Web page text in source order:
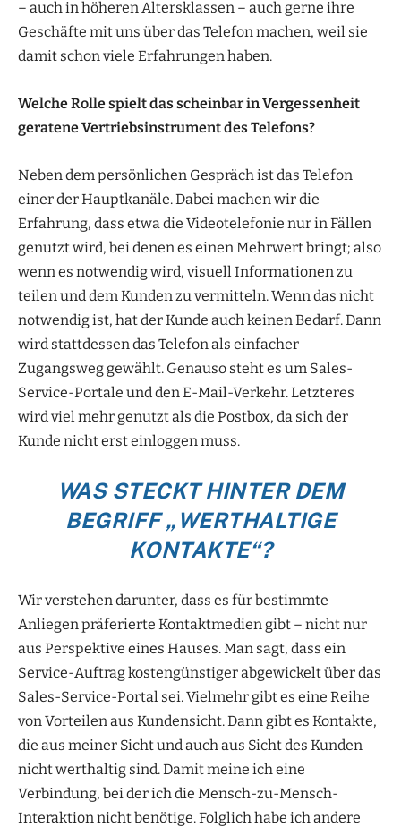
– auch in höheren Altersklassen – auch gerne ihre
Geschäfte mit uns über das Telefon machen, weil sie
damit schon viele Erfahrungen haben.
Welche Rolle spielt das scheinbar in Vergessenheit
geratene Vertriebsinstrument des Telefons?
Neben dem persönlichen Gespräch ist das Telefon
einer der Hauptkanäle. Dabei machen wir die
Erfahrung, dass etwa die Videotelefonie nur in Fällen
genutzt wird, bei denen es einen Mehrwert bringt; also
wenn es notwendig wird, visuell Informationen zu
teilen und dem Kunden zu vermitteln. Wenn das nicht
notwendig ist, hat der Kunde auch keinen Bedarf. Dann
wird stattdessen das Telefon als einfacher
Zugangsweg gewählt. Genauso steht es um Sales-
Service-Portale und den E-Mail-Verkehr. Letzteres
wird viel mehr genutzt als die Postbox, da sich der
Kunde nicht erst einloggen muss.
WAS STECKT HINTER DEM
BEGRIFF „WERTHALTIGE
KONTAKTE“?
Wir verstehen darunter, dass es für bestimmte
Anliegen präferierte Kontaktmedien gibt – nicht nur
aus Perspektive eines Hauses. Man sagt, dass ein
Service-Auftrag kostengünstiger abgewickelt über das
Sales-Service-Portal sei. Vielmehr gibt es eine Reihe
von Vorteilen aus Kundensicht. Dann gibt es Kontakte,
die aus meiner Sicht und auch aus Sicht des Kunden
nicht werthaltig sind. Damit meine ich eine
Verbindung, bei der ich die Mensch-zu-Mensch-
Interaktion nicht benötige. Folglich habe ich andere